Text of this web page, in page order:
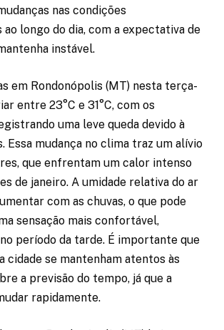
nas condições
longo do dia, com a expectativa de
instável.
em Rondonópolis (MT) nesta terça-
entre 23°C e 31°C, com os
uma leve queda devido à
Essa mudança no clima traz um alívio
que enfrentam um calor intenso
de janeiro. A umidade relativa do ar
com as chuvas, o que pode
sensação mais confortável,
período da tarde. É importante que
cidade se mantenham atentos às
a previsão do tempo, já que a
rapidamente.